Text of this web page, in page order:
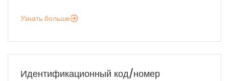
Узнать больше
Идентификационный код/номер